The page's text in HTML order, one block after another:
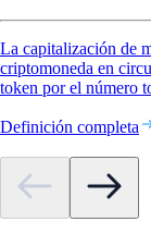
La capitalización de
criptomoneda en
token por el número
Definición completa